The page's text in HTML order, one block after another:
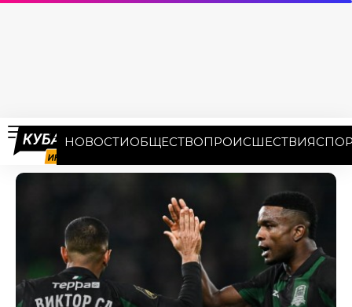
НОВОСТИОБЩЕСТВОПРОИСШЕСТВИЯ